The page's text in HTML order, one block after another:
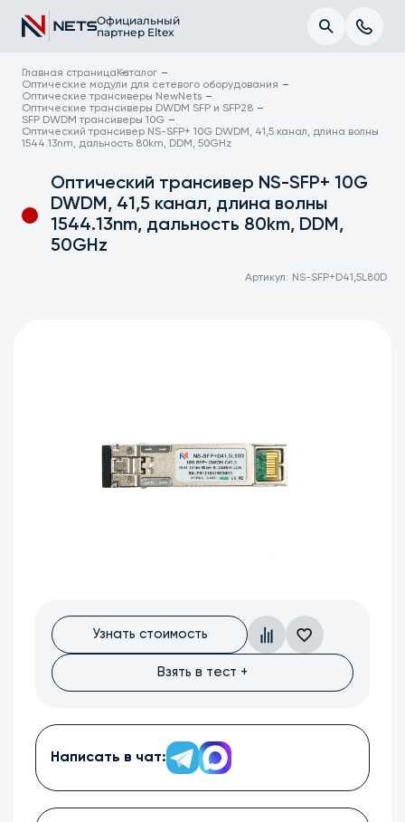
Официальный
партнер Eltex
Главная страница Каталог
Оптические модули для сетевого оборудования
Оптические трансиверы NewNets
Оптические трансиверы DWDM SFP и SFP28
SFP DWDM трансиверы 10G
Оптический трансивер NS-SFP+ 10G DWDM, 41,5 канал, длина волны
1544.13nm, дальность 80km, DDM, 50GHz
Оптический трансивер NS-SFP+ 10G
DWDM, 41,5 канал, длина волны
1544.13nm, дальность 80km, DDM,
50GHz
Артикул: NS-SFP+D41,5L80D
Узнать стоимость
Взять в тест +
Написать в чат: